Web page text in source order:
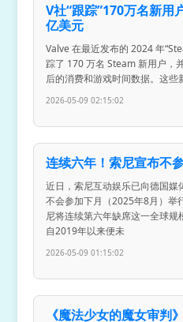
V社“跟踪”170万名新用
亿美元
Valve 在最近发布的 2024 年
踪了 170 万名 Steam 新用户，
后的消费和游戏时间数据。这
2026-05-09 02:15:02
连续六年！索尼宣布不
近日，索尼互动娱乐已向德国
不会参加下月（2025年8月）举
尼将连续第六年缺席这一全球
自2019年以来便未
2026-05-09 01:15:02
《魔法少女的魔女审判